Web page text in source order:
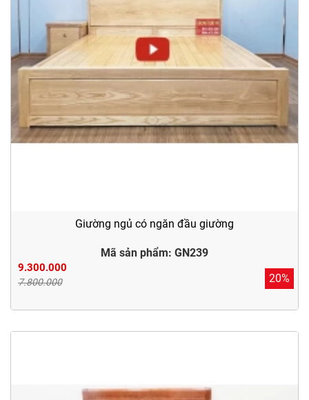
Giường ngủ có ngăn đầu giường
Mã sản phẩm: GN239
9.300.000
7.800.000 20%